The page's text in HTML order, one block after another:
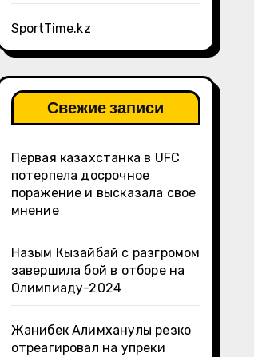
SportTime.kz
Свежие записи
Первая казахстанка в UFC
потерпела досрочное
поражение и высказала свое
мнение
Назым Кызайбай с разгромом
завершила бой в отборе на
Олимпиаду-2024
Жанибек Алимханулы резко
отреагировал на упреки